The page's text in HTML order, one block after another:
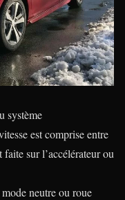
système
est comprise entre
sur l’accélérateur ou
neutre ou roue